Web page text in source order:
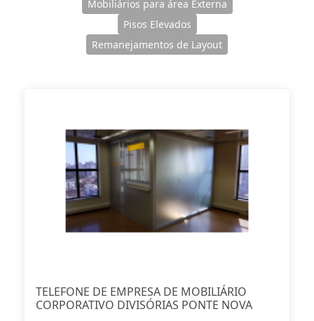
Mobiliários para área Externa
Pisos Elevados
Remanejamentos de Layout
TELEFONE DE EMPRESA DE MOBILIÁRIO
CORPORATIVO DIVISÓRIAS PONTE NOVA